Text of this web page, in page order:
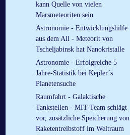
kann Quelle von vielen
Marsmeteoriten sein
Astronomie - Entwicklungshilfe
aus dem All - Meteorit von
Tscheljabinsk hat Nanokristalle
Astronomie - Erfolgreiche 5
Jahre-Statistik bei Kepler´s
Planetensuche
Raumfahrt - Galaktische
Tankstellen - MIT-Team schlägt
vor, zusätzliche Speicherung von
Raketentreibstoff im Weltraum